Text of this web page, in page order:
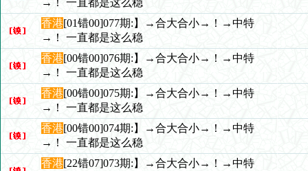
→！ 一直都是这么稳
香港[01错00]077期:】→合大合小→！→中特
→！ 一直都是这么稳
香港[00错00]076期:】→合大合小→！→中特
→！ 一直都是这么稳
香港[00错00]075期:】→合大合小→！→中特
→！ 一直都是这么稳
香港[00错00]074期:】→合大合小→！→中特
→！ 一直都是这么稳
香港[22错07]073期:】→合大合小→！→中特